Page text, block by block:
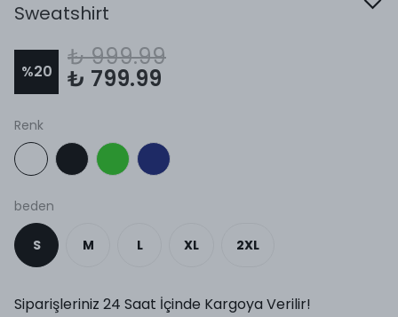
Sweatshirt
%20
₺ 999.99
₺ 799.99
Renk
beden
S M L XL 2XL
Siparişleriniz 24 Saat İçinde Kargoya Verilir!